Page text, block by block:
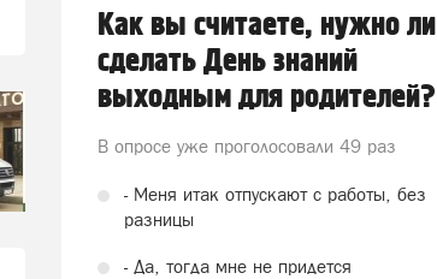
Как вы считаете, нужно ли
сделать День знаний
выходным для родителей?
В опросе уже проголосовали 49 раз
- Меня итак отпускают с работы, без
разницы
- Да, тогда мне не придется